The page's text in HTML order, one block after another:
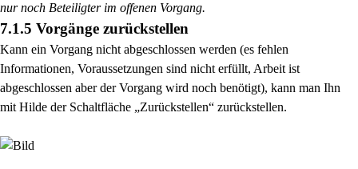
nur noch Beteiligter im offenen Vorgang.
7.1.5 Vorgänge zurückstellen
Kann ein Vorgang nicht abgeschlossen werden (es fehlen
Informationen, Voraussetzungen sind nicht erfüllt, Arbeit ist
abgeschlossen aber der Vorgang wird noch benötigt), kann man Ihn
mit Hilde der Schaltfläche „Zurückstellen“ zurückstellen.